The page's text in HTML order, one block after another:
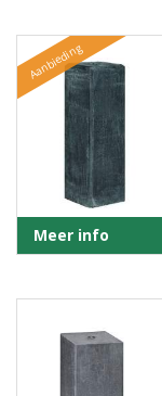
Aanbieding
Meer info